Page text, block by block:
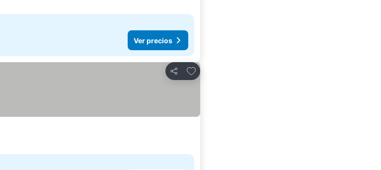
Ver precios
Compartir
Añadir a favoritos